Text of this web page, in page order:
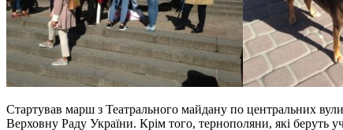
Стартував марш з Театрального майдану по центральних
Верховну Раду України. Крім того, тернополяни, які беруть